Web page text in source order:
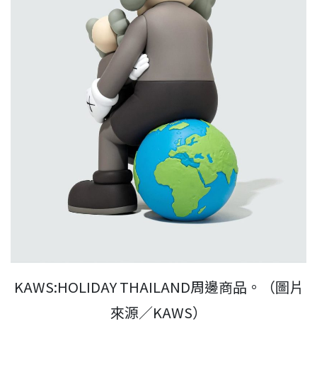
KAWS:HOLIDAY THAILAND周邊商品。（圖片
來源／KAWS）